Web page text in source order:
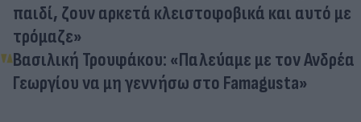
παιδί, ζουν αρκετά κλειστοφοβικά και αυτό με
τρόμαζε»
Βασιλική Τρουφάκου: «Παλεύαμε με τον Ανδρέα
Γεωργίου να μη γεννήσω στο Famagusta»